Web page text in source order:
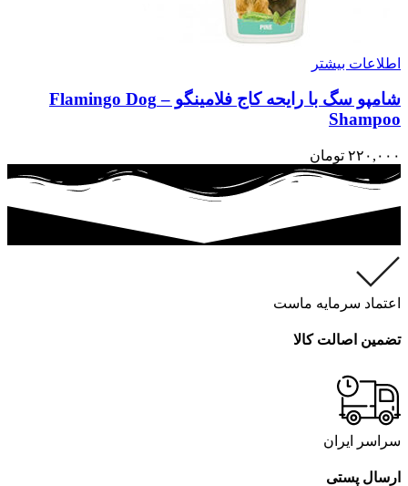
اطلاعات بیشتر
شامپو سگ با رایحه کاج فلامینگو – Flamingo Dog
Shampoo
۲۲۰,۰۰۰ تومان
اعتماد سرمایه ماست
تضمین اصالت کالا
سراسر ایران
ارسال پستی